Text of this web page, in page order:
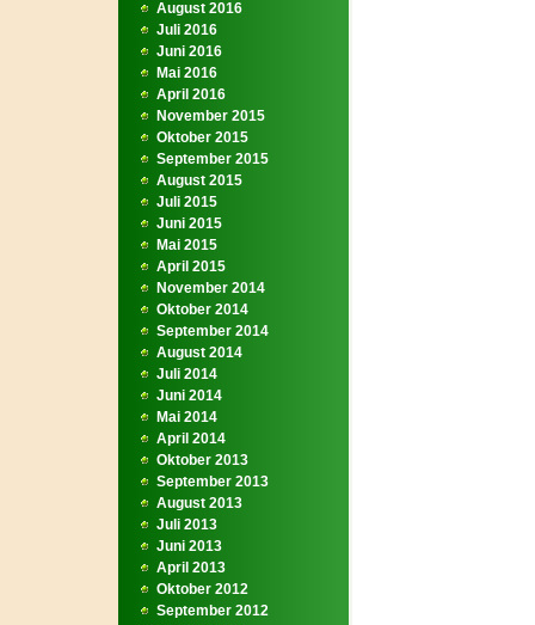
August 2016
Juli 2016
Juni 2016
Mai 2016
April 2016
November 2015
Oktober 2015
September 2015
August 2015
Juli 2015
Juni 2015
Mai 2015
April 2015
November 2014
Oktober 2014
September 2014
August 2014
Juli 2014
Juni 2014
Mai 2014
April 2014
Oktober 2013
September 2013
August 2013
Juli 2013
Juni 2013
April 2013
Oktober 2012
September 2012